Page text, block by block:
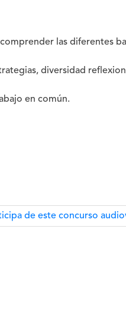
las diferentes
diversidad
en común.
de este concurso